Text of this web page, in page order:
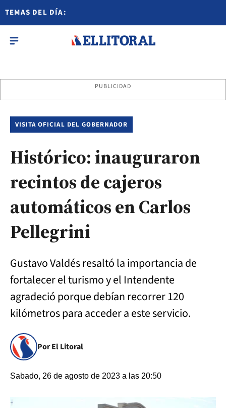
TEMAS DEL DÍA:
PUBLICIDAD
VISITA OFICIAL DEL GOBERNADOR
Histórico: inauguraron
recintos de cajeros
automáticos en Carlos
Pellegrini
Gustavo Valdés resaltó la importancia de
fortalecer el turismo y el Intendente
agradeció porque debían recorrer 120
kilómetros para acceder a este servicio.
Por El Litoral
Sabado, 26 de agosto de 2023 a las 20:50